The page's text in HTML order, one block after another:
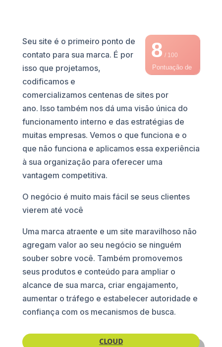
8/ 100
Pontuação de
Seu site é o primeiro ponto de
contato para sua marca. É por
isso que projetamos,
codificamos e
comercializamos centenas de sites por
ano. Isso também nos dá uma visão única do
funcionamento interno e das estratégias de
muitas empresas. Vemos o que funciona e o
que não funciona e aplicamos essa experiência
à sua organização para oferecer uma
vantagem competitiva.
O negócio é muito mais fácil se seus clientes
vierem até você
Uma marca atraente e um site maravilhoso não
agregam valor ao seu negócio se ninguém
souber sobre você. Também promovemos
seus produtos e conteúdo para ampliar o
alcance de sua marca, criar engajamento,
aumentar o tráfego e estabelecer autoridade e
confiança com os mecanismos de busca.
CLOUD